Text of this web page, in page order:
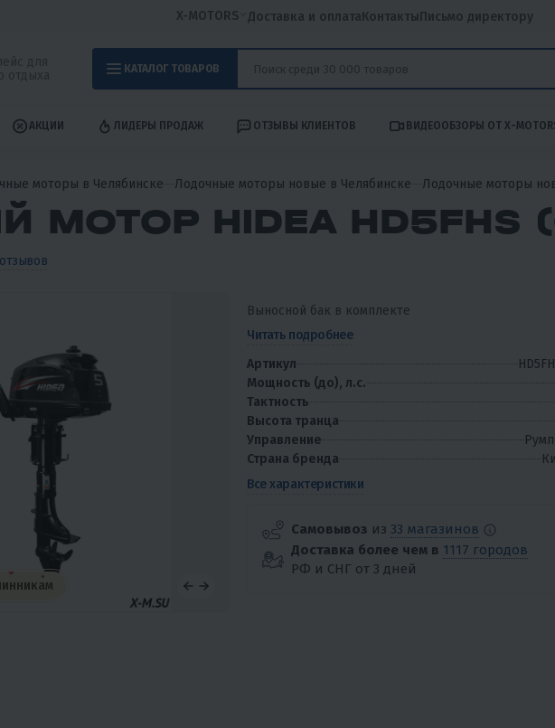
X-MOTORS Доставка и оплатаКонтактыПисьмо директору
КАТАЛОГ ТОВАРОВ
АКЦИИ ЛИДЕРЫ ПРОДАЖ ОТЗЫВЫ КЛИЕНТОВ ВИДЕООБЗОРЫ ОТ X-
моторы в Челябинске Лодочные моторы новые в Челябинске Лодочные моторы
МОТОР HIDEA HD5FHS
Выносной бак в комплекте
Читать подробнее
Артикул
Мощность (до), л.с.
Тактность
Высота транца
Управление
Страна бренда
Все характеристики
Самовывоз из 33 магазинов
Доставка более чем в 1117 городов
РФ и СНГ от 3 дней